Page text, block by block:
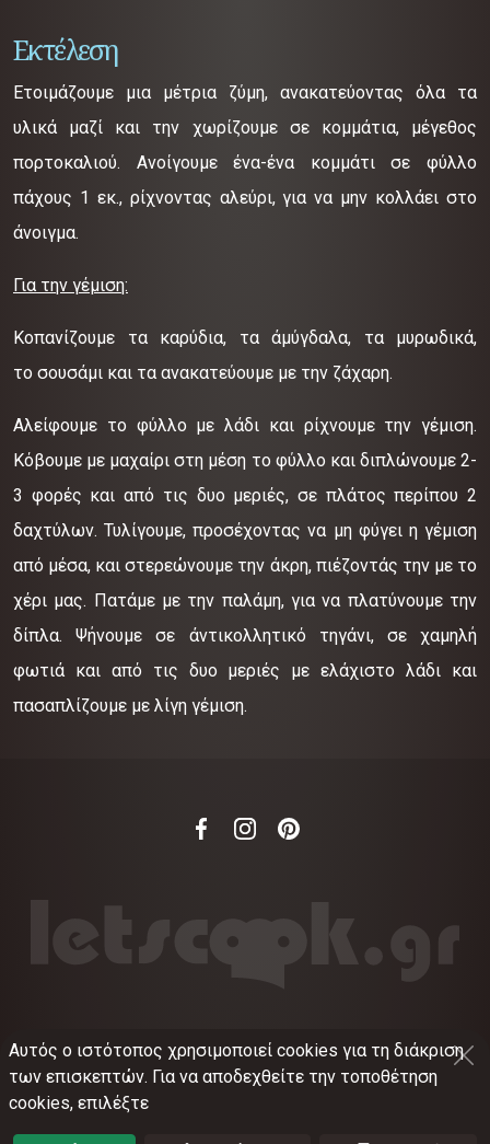
Εκτέλεση
Ετοιμάζουμε μια μέτρια ζύμη, ανακατεύοντας όλα τα
υλικά μαζί και την χωρίζουμε σε κομμάτια, μέγεθος
πορτοκαλιού. Ανοίγουμε ένα-ένα κομμάτι σε φύλλο
πάχους 1 εκ., ρίχνοντας αλεύρι, για να μην κολλάει στο
άνοιγμα.
Για την γέμιση:
Κοπανίζουμε τα καρύδια, τα άμύγδαλα, τα μυρωδικά,
το σουσάμι και τα ανακατεύουμε με την ζάχαρη.
Αλείφουμε το φύλλο με λάδι και ρίχνουμε την γέμιση.
Κόβουμε με μαχαίρι στη μέση το φύλλο και διπλώνουμε 2-
3 φορές και από τις δυο μεριές, σε πλάτος περίπου 2
δαχτύλων. Τυλίγουμε, προσέχοντας να μη φύγει η γέμιση
από μέσα, και στερεώνουμε την άκρη, πιέζοντάς την με το
χέρι μας. Πατάμε με την παλάμη, για να πλατύνουμε την
δίπλα. Ψήνουμε σε άντικολλητικό τηγάνι, σε χαμηλή
φωτιά και από τις δυο μεριές με ελάχιστο λάδι και
πασαπλίζουμε με λίγη γέμιση.
©2012-2026 LETSCOOK.GRΑριθμός ΓΕΜΗ:
021375326001
Όροι χρήσης•Πολιτική απορρήτου
cookies• Ρυθμίσεις cookies
Αυτός ο ιστότοπος χρησιμοποιεί cookies για τη διάκριση
των επισκεπτών. Για να αποδεχθείτε την τοποθέτηση
cookies, επιλέξτε